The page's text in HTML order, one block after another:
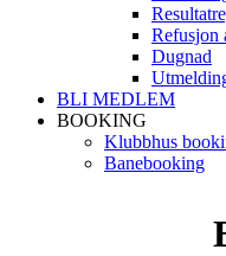
Refusjon
Dugnad
BLI MEDLEM
BOOKING
Klubbhus
Banebooking